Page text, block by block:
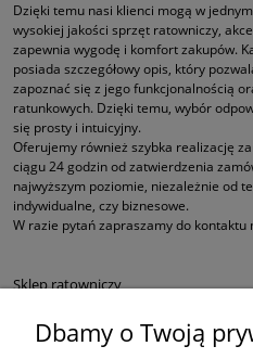
Dzięki temu nasi klienci mogą w
wysokiej jakości sprzęt ratowniczy,
zapewnia wygodę i komfort zakupów.
posiada szczegółowy opis, który
zapoznać się z jego funkcjonalnością
ratunkowych. Dzięki temu, wybór
się prosty i intuicyjny.
Oferujemy również szybka realizację
ciągu 24 godzin od zatwierdzenia
najwyższym poziomie, niezależnie od
indywidualne, czy biznesowe.
W razie pytań zapraszamy do kontaktu
Sklep ratowniczy
Defibrylatory AED
Dbamy o Twoją